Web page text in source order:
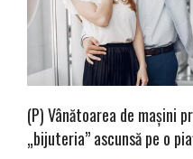
(P) Vânătoarea de mașini
„bijuteria” ascunsă pe o